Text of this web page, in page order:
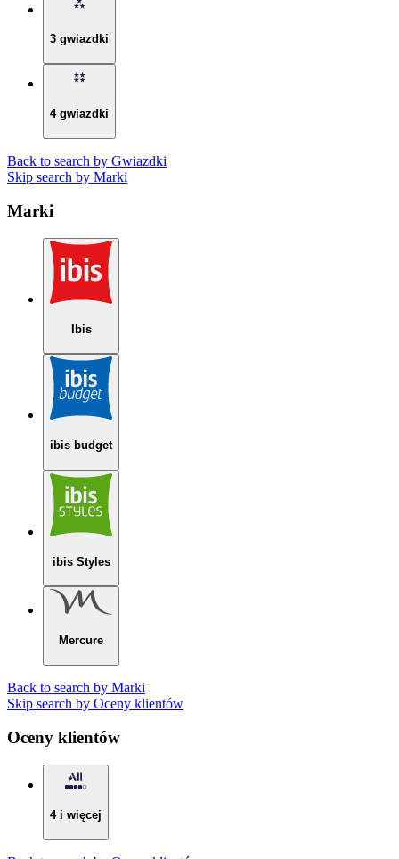
3 gwiazdki
4 gwiazdki
Back to search by Gwiazdki
Skip search by Marki
Marki
Ibis
ibis budget
ibis Styles
Mercure
Back to search by Marki
Skip search by Oceny klientów
Oceny klientów
4 i więcej